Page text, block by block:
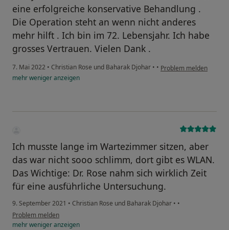
eine erfolgreiche konservative Behandlung .
Die Operation steht an wenn nicht anderes
mehr hilft . Ich bin im 72. Lebensjahr. Ich habe
grosses Vertrauen. Vielen Dank .
7. Mai 2022 • Christian Rose und Baharak Djohar • • Problem melden
mehrwenigeranzeigen
Ich musste lange im Wartezimmer sitzen, aber
das war nicht sooo schlimm, dort gibt es WLAN.
Das Wichtige: Dr. Rose nahm sich wirklich Zeit
für eine ausführliche Untersuchung.
9. September 2021 • Christian Rose und Baharak Djohar • •
Problem melden
mehrwenigeranzeigen